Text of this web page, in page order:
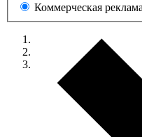
Коммерческая реклама